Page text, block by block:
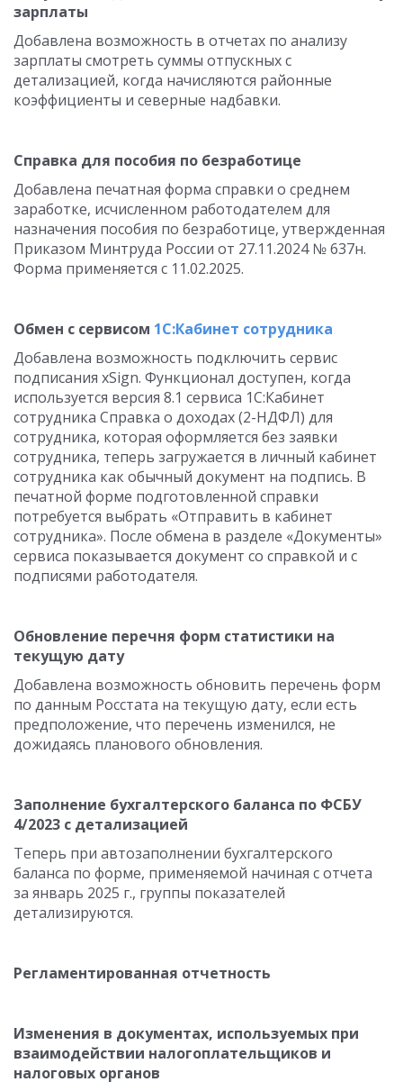
зарплаты
Добавлена возможность в отчетах по анализу
зарплаты смотреть суммы отпускных с
детализацией, когда начисляются районные
коэффициенты и северные надбавки.
Справка для пособия по безработице
Добавлена печатная форма справки о среднем
заработке, исчисленном работодателем для
назначения пособия по безработице, утвержденная
Приказом Минтруда России от 27.11.2024 № 637н.
Форма применяется с 11.02.2025.
Обмен с сервисом 1С:Кабинет сотрудника
Добавлена возможность подключить сервис
подписания xSign. Функционал доступен, когда
используется версия 8.1 сервиса 1С:Кабинет
сотрудника Справка о доходах (2-НДФЛ) для
сотрудника, которая оформляется без заявки
сотрудника, теперь загружается в личный кабинет
сотрудника как обычный документ на подпись. В
печатной форме подготовленной справки
потребуется выбрать «Отправить в кабинет
сотрудника». После обмена в разделе «Документы»
сервиса показывается документ со справкой и с
подписями работодателя.
Обновление перечня форм статистики на
текущую дату
Добавлена возможность обновить перечень форм
по данным Росстата на текущую дату, если есть
предположение, что перечень изменился, не
дожидаясь планового обновления.
Заполнение бухгалтерского баланса по ФСБУ
4/2023 с детализацией
Теперь при автозаполнении бухгалтерского
баланса по форме, применяемой начиная с отчета
за январь 2025 г., группы показателей
детализируются.
Регламентированная отчетность
Изменения в документах, используемых при
взаимодействии налогоплательщиков и
налоговых органов